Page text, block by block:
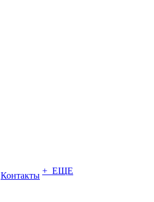
Контакты + ЕЩЕ